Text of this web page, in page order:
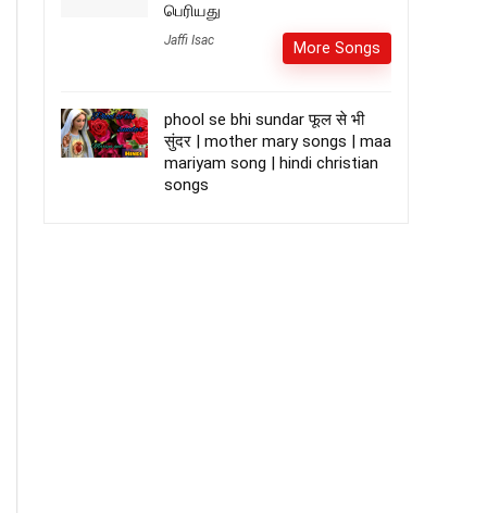
பெரியது
Jaffi Isac More Songs
phool se bhi sundar फूल से भी
सुंदर | mother mary songs | maa
mariyam song | hindi christian
songs